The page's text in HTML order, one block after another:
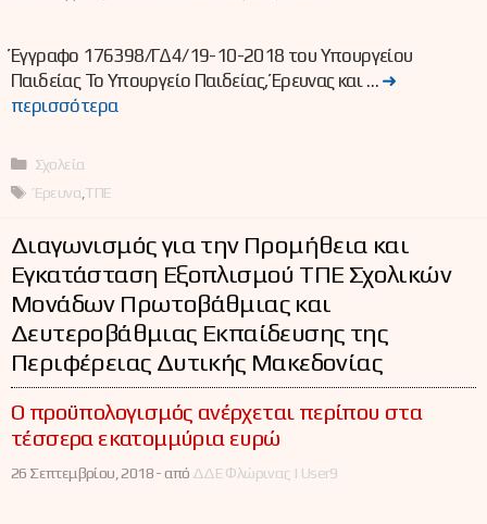
Έγγραφο 176398/ΓΔ4/19-10-2018 του Υπουργείου
Παιδείας Το Υπουργείο Παιδείας, Έρευνας και … ➜
περισσότερα
Κατηγορίες
Σχολεία
Ετικέτες
Έρευνα ΤΠΕ
Διαγωνισμός για την Προμήθεια και
Εγκατάσταση Εξοπλισμού ΤΠΕ Σχολικών
Μονάδων Πρωτοβάθμιας και
Δευτεροβάθμιας Εκπαίδευσης της
Περιφέρειας Δυτικής Μακεδονίας
Ο προϋπολογισμός ανέρχεται περίπου στα
τέσσερα εκατομμύρια ευρώ
26 Σεπτεμβρίου, 2018 -από ΔΔΕ Φλώρινας | User9